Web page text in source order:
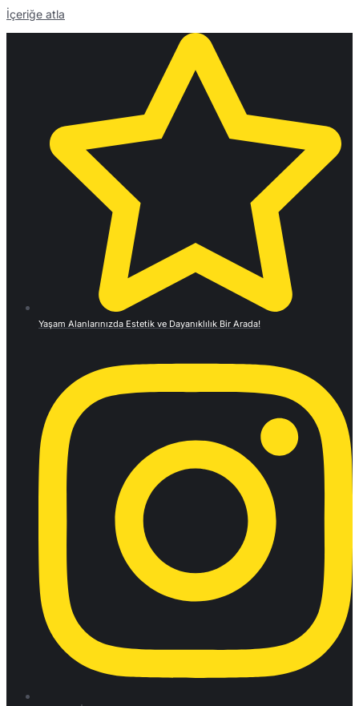
İçeriğe atla
Yaşam Alanlarınızda Estetik ve Dayanıklılık Bir Arada!